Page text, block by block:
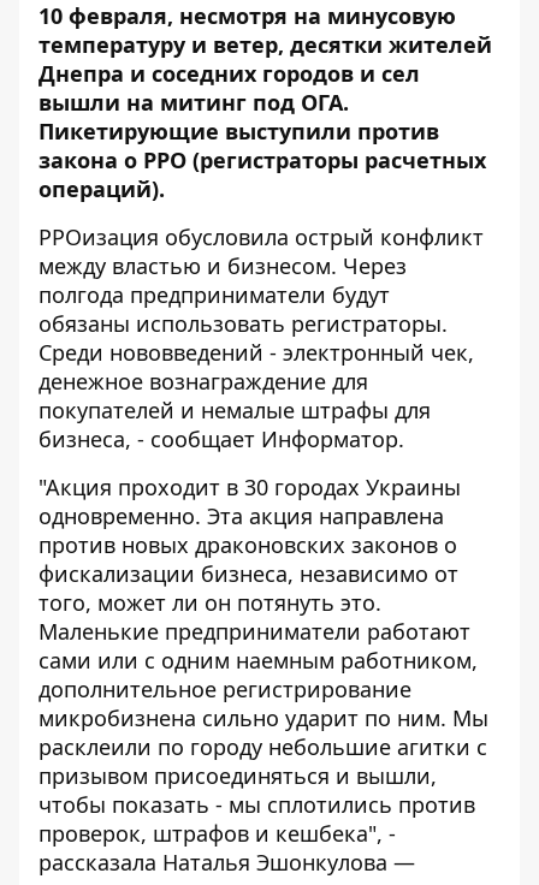
10 февраля, несмотря на минусовую
температуру и ветер, десятки жителей
Днепра и соседних городов и сел
вышли на митинг под ОГА.
Пикетирующие выступили против
закона о РРО (регистраторы расчетных
операций).
РРОизация обусловила острый конфликт
между властью и бизнесом. Через
полгода предприниматели будут
обязаны использовать регистраторы.
Среди нововведений - электронный чек,
денежное вознаграждение для
покупателей и немалые штрафы для
бизнеса, - сообщает Информатор.
"Акция проходит в 30 городах Украины
одновременно. Эта акция направлена
против новых драконовских законов о
фискализации бизнеса, независимо от
того, может ли он потянуть это.
Маленькие предприниматели работают
сами или с одним наемным работником,
дополнительное регистрирование
микробизнена сильно ударит по ним. Мы
расклеили по городу небольшие агитки с
призывом присоединяться и вышли,
чтобы показать - мы сплотились против
проверок, штрафов и кешбека", -
рассказала Наталья Эшонкулова —